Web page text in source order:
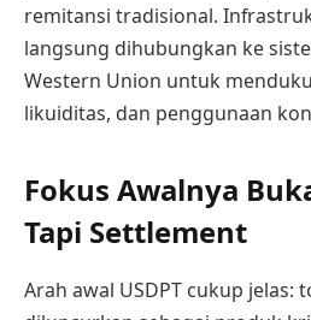
remitansi tradisional.
langsung dihubungkan ke
Western Union untuk
likuiditas, dan penggunaan
Fokus Awalnya
Tapi Settlement
Arah awal USDPT cukup jelas: